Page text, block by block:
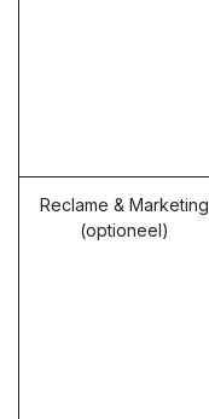
Reclame & Marketing
(optioneel)